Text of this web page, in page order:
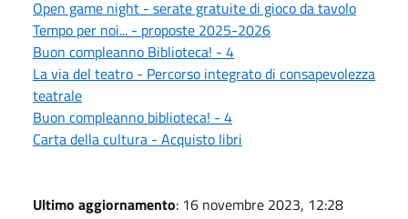
Open game night - serate gratuite di gioco da tavolo
Tempo per noi... - proposte 2025-2026
Buon compleanno Biblioteca! - 4
La via del teatro - Percorso integrato di consapevolezza
teatrale
Buon compleanno biblioteca! - 4
Carta della cultura - Acquisto libri
Ultimo aggiornamento: 16 novembre 2023, 12:28